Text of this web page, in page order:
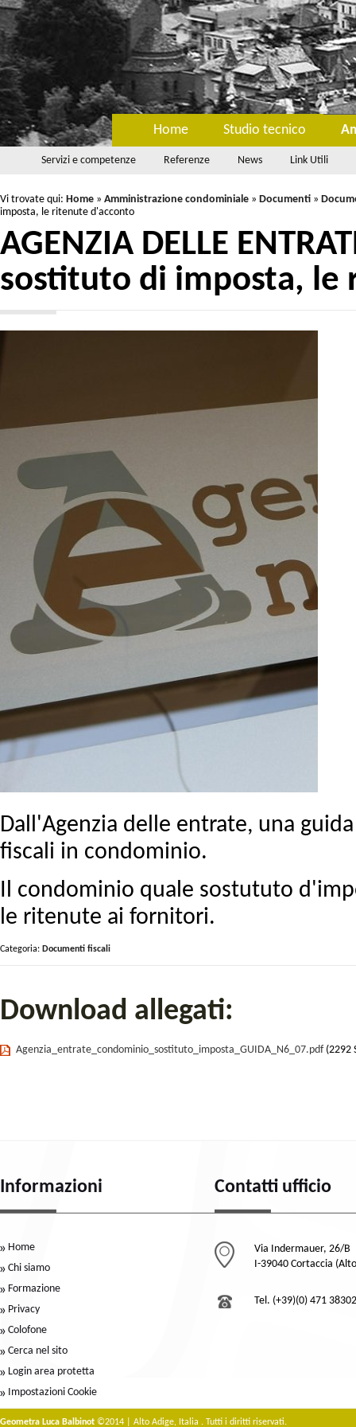
Home Studio tecnico
Servizi e competenze Referenze News Link Utili
Vi trovate qui: Home » Amministrazione condominiale » Documenti »
imposta, le ritenute d'acconto
AGENZIA DELLE
sostituto di imposta, le
Dall'Agenzia delle entrate, una
fiscali in condominio.
Il condominio quale sostututo
le ritenute ai fornitori.
Categoria: Documenti fiscali
Download allegati:
Agenzia_entrate_condominio_sostituto_imposta_GUIDA_N6_07.pdf (2292
Informazioni
Home
Chi siamo
Formazione
Privacy
Colofone
Cerca nel sito
Login area protetta
Impostazioni Cookie
Contatti ufficio
Via Indermauer, 26/B
I-39040 Cortaccia
Tel. (+39)(0) 471
Geometra Luca Balbinot ©2014 | Alto Adige, Italia . Tutti i diritti riservati.